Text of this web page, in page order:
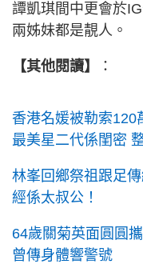
譚凱琪間中更會於
兩姊妹都是靚人。
【其他閱讀】 ：
香港名媛被勒索120
最美星二代係閨密
林峯回鄉祭祖跟足
經係太叔公！
64歲關菊英面圓圓
曾傳身體響警號